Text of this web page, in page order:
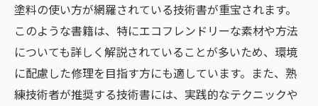
塗料の使い方が網羅されている技術書が重宝されます。
このような書籍は、特にエコフレンドリーな素材や方法
についても詳しく解説されていることが多いため、環境
に配慮した修理を目指す方にも適しています。また、熟
練技術者が推奨する技術書には、実践的なテクニックや